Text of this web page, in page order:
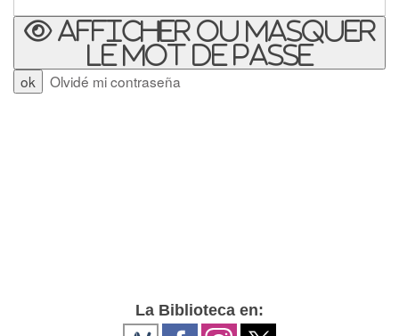
Afficher ou masquer
le mot de passe
Olvidé mi contraseña
La Biblioteca en: